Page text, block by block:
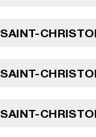
SAINT-
SAINT-
SAINT-